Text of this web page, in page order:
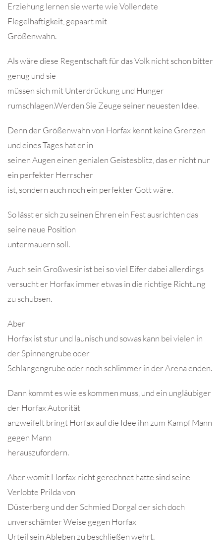
Erziehung lernen sie werte wie Vollendete
Flegelhaftigkeit, gepaart mit
Größenwahn.
Als wäre diese Regentschaft für das Volk nicht schon bitter
genug und sie
müssen sich mit Unterdrückung und Hunger
rumschlagen.Werden Sie Zeuge seiner neuesten Idee.
Denn der Größenwahn von Horfax kennt keine Grenzen
und eines Tages hat er in
seinen Augen einen genialen Geistesblitz, das er nicht nur
ein perfekter Herrscher
ist, sondern auch noch ein perfekter Gott wäre.
So lässt er sich zu seinen Ehren ein Fest ausrichten das
seine neue Position
untermauern soll.
Auch sein Großwesir ist bei so viel Eifer dabei allerdings
versucht er Horfax immer etwas in die richtige Richtung
zu schubsen.
Aber
Horfax ist stur und launisch und sowas kann bei vielen in
der Spinnengrube oder
Schlangengrube oder noch schlimmer in der Arena enden.
Dann kommt es wie es kommen muss, und ein ungläubiger
der Horfax Autorität
anzweifelt bringt Horfax auf die Idee ihn zum Kampf Mann
gegen Mann
herauszufordern.
Aber womit Horfax nicht gerechnet hätte sind seine
Verlobte Prilda von
Düsterberg und der Schmied Dorgal der sich doch
unverschämter Weise gegen Horfax
Urteil sein Ableben zu beschließen wehrt.